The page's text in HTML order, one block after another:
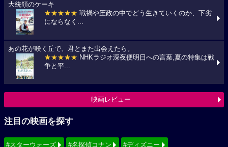
大統領のケーキ
★★★★★ 戦禍や圧政の中でどう生きていくのか、下劣
にならなく...
あの花が咲く丘で、君とまた出会えたら。
★★★★★ NHKラジオ深夜便明日への言葉,夏の特集は戦
争と平...
映画レビュー
注目の映画を探す
#スターウォーズ #名探偵コナン #ディズニー